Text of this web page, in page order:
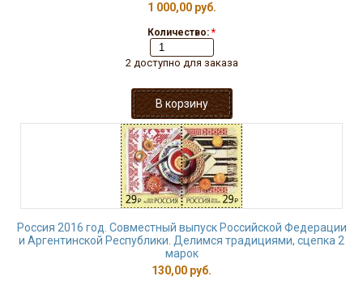
1 000,00 руб.
Количество: *
2 доступно для заказа
Россия 2016 год. Совместный выпуск Российской Федерации
и Аргентинской Республики. Делимся традициями, сцепка 2
марок
130,00 руб.